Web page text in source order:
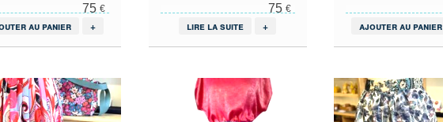
75€
au panier +
75 €
lire la suite + ajouter au panier